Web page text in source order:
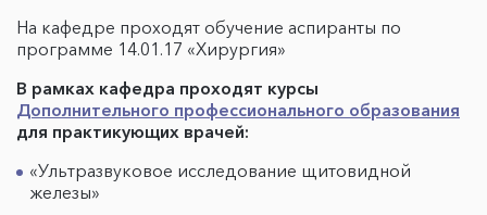
На кафедре проходят обучение аспиранты по
программе 14.01.17 «Хирургия»
В рамках кафедра проходят курсы
Дополнительного профессионального образования
для практикующих врачей:
«Ультразвуковое исследование щитовидной
железы»